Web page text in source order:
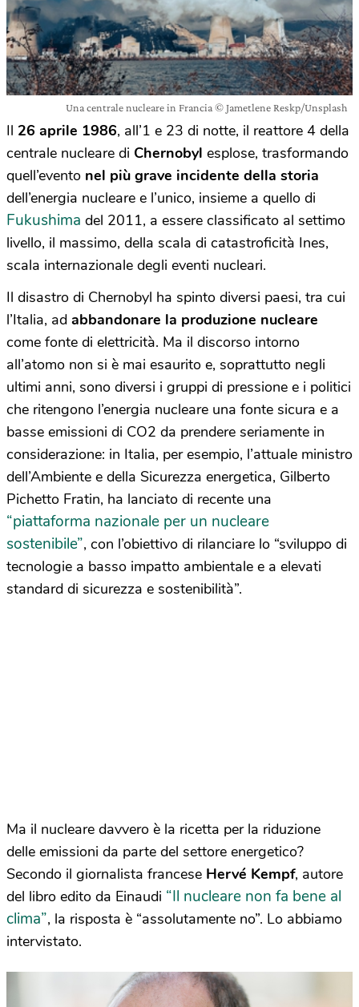
Una centrale nucleare in Francia © Jametlene Reskp/Unsplash
Il 26 aprile 1986, all’1 e 23 di notte, il reattore 4 della
centrale nucleare di Chernobyl esplose, trasformando
quell’evento nel più grave incidente della storia
dell’energia nucleare e l’unico, insieme a quello di
Fukushima del 2011, a essere classificato al settimo
livello, il massimo, della scala di catastroficità Ines,
scala internazionale degli eventi nucleari.
Il disastro di Chernobyl ha spinto diversi paesi, tra cui
l’Italia, ad abbandonare la produzione nucleare
come fonte di elettricità. Ma il discorso intorno
all’atomo non si è mai esaurito e, soprattutto negli
ultimi anni, sono diversi i gruppi di pressione e i politici
che ritengono l’energia nucleare una fonte sicura e a
basse emissioni di CO2 da prendere seriamente in
considerazione: in Italia, per esempio, l’attuale ministro
dell’Ambiente e della Sicurezza energetica, Gilberto
Pichetto Fratin, ha lanciato di recente una
“piattaforma nazionale per un nucleare
sostenibile”, con l’obiettivo di rilanciare lo “sviluppo di
tecnologie a basso impatto ambientale e a elevati
standard di sicurezza e sostenibilità”.
Ma il nucleare davvero è la ricetta per la riduzione
delle emissioni da parte del settore energetico?
Secondo il giornalista francese Hervé Kempf, autore
del libro edito da Einaudi “Il nucleare non fa bene al
clima”, la risposta è “assolutamente no”. Lo abbiamo
intervistato.